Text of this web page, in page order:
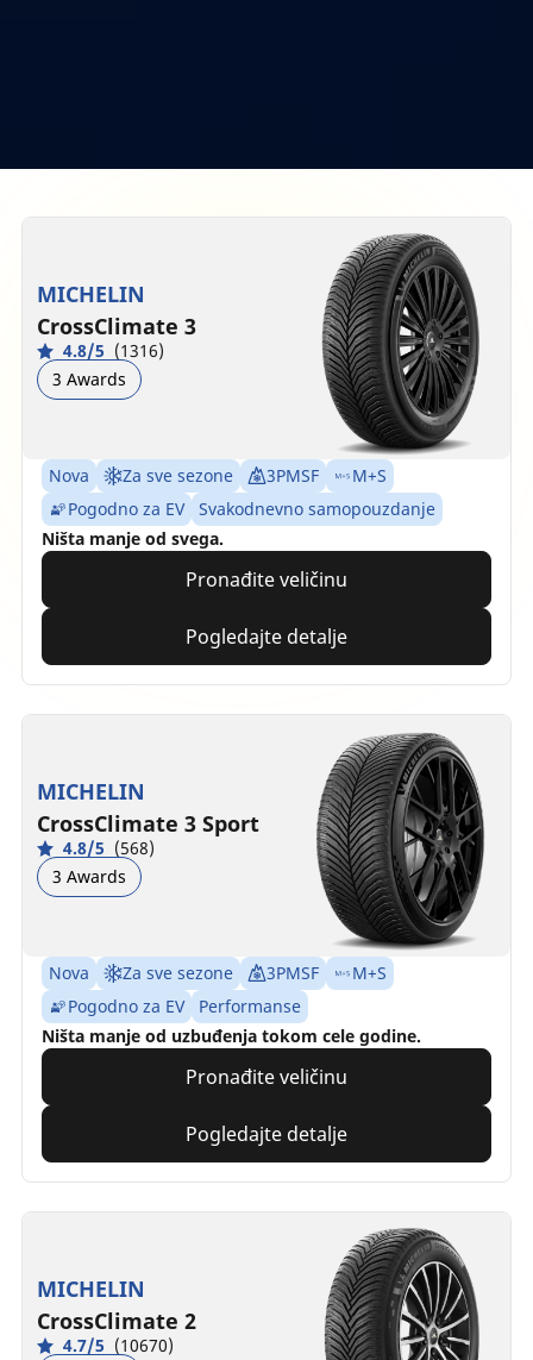
MICHELIN
CrossClimate 3
4.8/5 (1316)
3 Awards
Nova Za sve sezone 3PMSF
M+S
Pogodno za EV
Svakodnevno samopouzdanje
Ništa manje od svega.
Pronađite veličinu
Pogledajte detalje
MICHELIN
CrossClimate 3 Sport
4.8/5 (568)
3 Awards
Nova Za sve sezone 3PMSF
M+S
Pogodno za EV
Performanse
Ništa manje od uzbuđenja tokom cele godine.
Pronađite veličinu
Pogledajte detalje
MICHELIN
CrossClimate 2
4.7/5 (10670)